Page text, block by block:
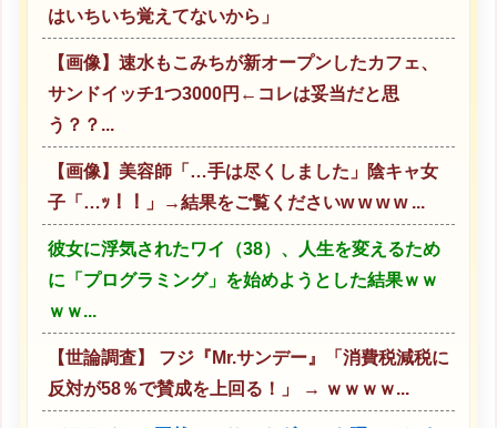
はいちいち覚えてないから」
【画像】速水もこみちが新オープンしたカフェ、
サンドイッチ1つ3000円←コレは妥当だと思
う？？...
【画像】美容師「…手は尽くしました」陰キャ女
子「…ｯ！！」→結果をご覧くださいw w w w ...
彼女に浮気されたワイ（38）、人生を変えるため
に「プログラミング」を始めようとした結果ｗｗ
ｗｗ...
【世論調査】 フジ『Mr.サンデー』「消費税減税に
反対が58％で賛成を上回る！」 → ｗｗｗｗ...